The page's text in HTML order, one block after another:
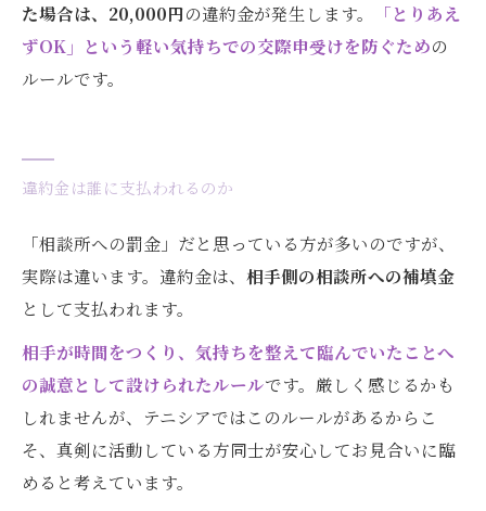
た場合は、20,000円の違約金が発生します。
「とりあえ
ずOK」という軽い気持ちでの交際申受けを防ぐための
ルールです。
違約金は誰に支払われるのか
「相談所への罰金」だと思っている方が多いのですが、
実際は違います。違約金は、 相手側の相談所への補填金
として支払われます。
相手が時間をつくり、気持ちを整えて臨んでいたことへ
の誠意として設けられたルールです。厳しく感じるかも
しれませんが、テニシアではこのルールがあるからこ
そ、真剣に活動している方同士が安心してお見合いに臨
めると考えています。